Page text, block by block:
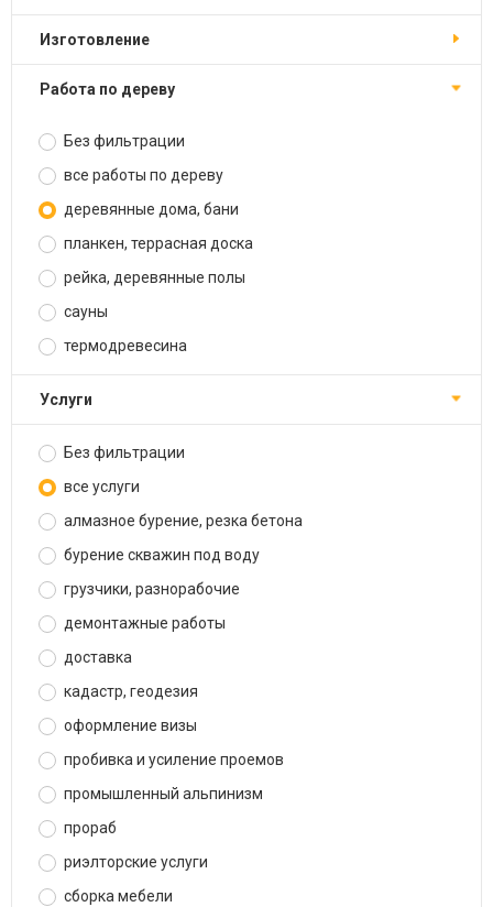
изготовление
работа по дереву
Без фильтрации
все работы по дереву
деревянные дома, бани
планкен, террасная доска
рейка, деревянные полы
сауны
термодревесина
услуги
Без фильтрации
все услуги
алмазное бурение, резка бетона
бурение скважин под воду
грузчики, разнорабочие
демонтажные работы
доставка
кадастр, геодезия
оформление визы
пробивка и усиление проемов
промышленный альпинизм
прораб
риэлторские услуги
сборка мебели